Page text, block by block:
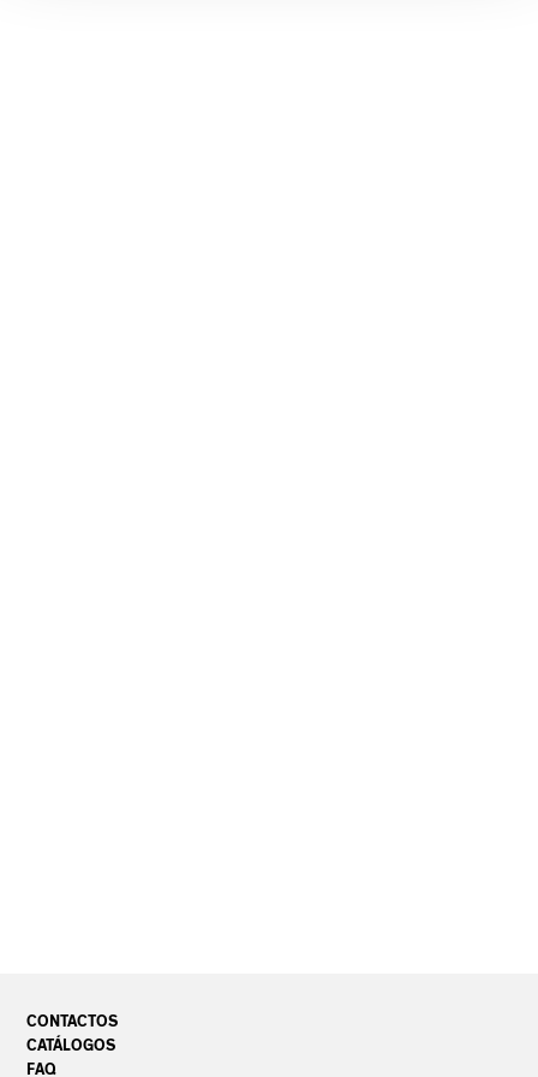
CONTACTOS
CATÁLOGOS
FAQ